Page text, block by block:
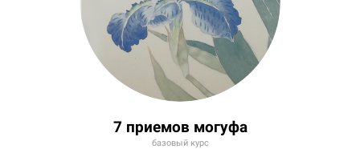
7 приемов могуфа
базовый курс